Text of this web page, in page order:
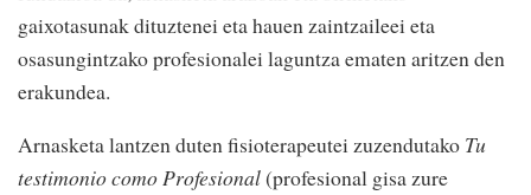
gaixotasunak dituztenei eta hauen zaintzaileei eta
osasungintzako profesionalei laguntza ematen aritzen den
erakundea.
Arnasketa lantzen duten fisioterapeutei zuzendutako Tu
testimonio como Profesional(profesional gisa zure